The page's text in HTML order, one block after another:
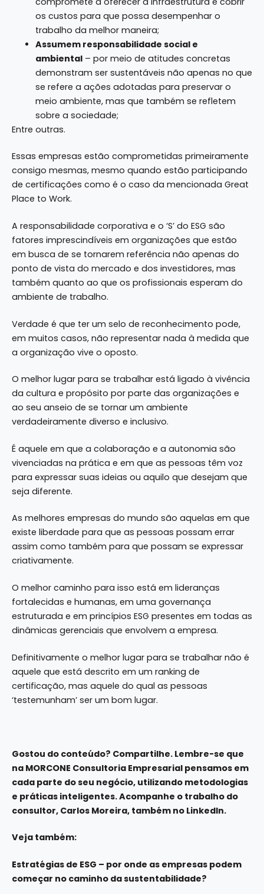
os custos para que possa desempenhar o
trabalho da melhor maneira;
Assumem responsabilidade social e
ambiental – por meio de atitudes concretas
demonstram ser sustentáveis não apenas no que
se refere a ações adotadas para preservar o
meio ambiente, mas que também se refletem
sobre a sociedade;
Entre outras.
Essas empresas estão comprometidas primeiramente
consigo mesmas, mesmo quando estão participando
de certificações como é o caso da mencionada Great
Place to Work.
A responsabilidade corporativa e o ‘S’ do ESG são
fatores imprescindíveis em organizações que estão
em busca de se tornarem referência não apenas do
ponto de vista do mercado e dos investidores, mas
também quanto ao que os profissionais esperam do
ambiente de trabalho.
Verdade é que ter um selo de reconhecimento pode,
em muitos casos, não representar nada à medida que
a organização vive o oposto.
O melhor lugar para se trabalhar está ligado à vivência
da cultura e propósito por parte das organizações e
ao seu anseio de se tornar um ambiente
verdadeiramente diverso e inclusivo.
É aquele em que a colaboração e a autonomia são
vivenciadas na prática e em que as pessoas têm voz
para expressar suas ideias ou aquilo que desejam que
seja diferente.
As melhores empresas do mundo são aquelas em que
existe liberdade para que as pessoas possam errar
assim como também para que possam se expressar
criativamente.
O melhor caminho para isso está em lideranças
fortalecidas e humanas, em uma governança
estruturada e em princípios ESG presentes em todas as
dinâmicas gerenciais que envolvem a empresa.
Definitivamente o melhor lugar para se trabalhar não é
aquele que está descrito em um ranking de
certificação, mas aquele do qual as pessoas
‘testemunham’ ser um bom lugar.
Gostou do conteúdo? Compartilhe. Lembre-se que
na MORCONE Consultoria Empresarial pensamos em
cada parte do seu negócio, utilizando metodologias
e práticas inteligentes. Acompanhe o trabalho do
consultor, Carlos Moreira, também no LinkedIn.
Veja também:
Estratégias de ESG – por onde as empresas podem
começar no caminho da sustentabilidade?